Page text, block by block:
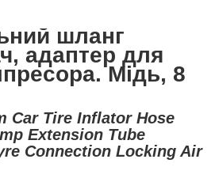
шланг
адаптер для
Мідь, 8
Car Tire Inflator Hose
Extension Tube
Connection Locking Air